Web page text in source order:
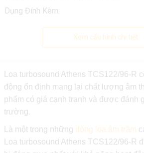
Dụng Đính Kèm:
Xem cấu hình chi tiết
Loa turbosound Athens TCS122/96-R
động ổn định mang lại chất lượng âm
phẩm có giá cạnh tranh và được đánh
trường.
Là một trong những dòng loa âm trầm
Loa turbosound Athens TCS122/96-R